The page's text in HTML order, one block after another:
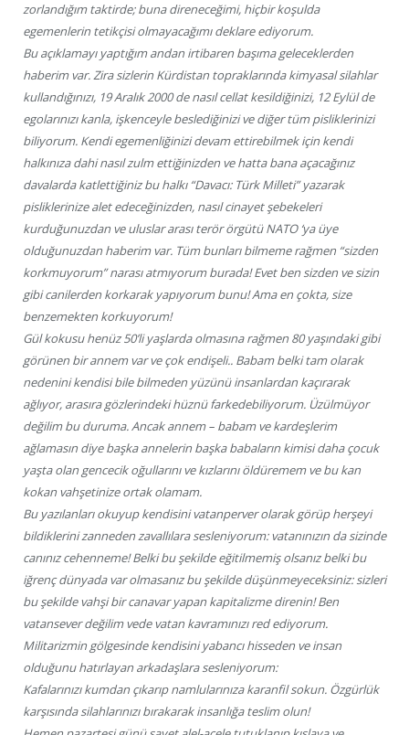
zorlandığım taktirde; buna direneceğimi, hiçbir koşulda
egemenlerin tetikçisi olmayacağımı deklare ediyorum.
Bu açıklamayı yaptığım andan irtibaren başıma geleceklerden
haberim var. Zira sizlerin Kürdistan topraklarında kimyasal silahlar
kullandığınızı, 19 Aralık 2000 de nasıl cellat kesildiğinizi, 12 Eylül de
egolarınızı kanla, işkenceyle beslediğinizi ve diğer tüm pisliklerinizi
biliyorum. Kendi egemenliğinizi devam ettirebilmek için kendi
halkınıza dahi nasıl zulm ettiğinizden ve hatta bana açacağınız
davalarda katlettiğiniz bu halkı “Davacı: Türk Milleti” yazarak
pisliklerinize alet edeceğinizden, nasıl cinayet şebekeleri
kurduğunuzdan ve uluslar arası terör örgütü NATO ‘ya üye
olduğunuzdan haberim var. Tüm bunları bilmeme rağmen “sizden
korkmuyorum” narası atmıyorum burada! Evet ben sizden ve sizin
gibi canilerden korkarak yapıyorum bunu! Ama en çokta, size
benzemekten korkuyorum!
Gül kokusu henüz 50’li yaşlarda olmasına rağmen 80 yaşındaki gibi
görünen bir annem var ve çok endişeli.. Babam belki tam olarak
nedenini kendisi bile bilmeden yüzünü insanlardan kaçırarak
ağlıyor, arasıra gözlerindeki hüznü farkedebiliyorum. Üzülmüyor
değilim bu duruma. Ancak annem – babam ve kardeşlerim
ağlamasın diye başka annelerin başka babaların kimisi daha çocuk
yaşta olan gencecik oğullarını ve kızlarını öldüremem ve bu kan
kokan vahşetinize ortak olamam.
Bu yazılanları okuyup kendisini vatanperver olarak görüp herşeyi
bildiklerini zanneden zavallılara sesleniyorum: vatanınızın da sizinde
canınız cehenneme! Belki bu şekilde eğitilmemiş olsanız belki bu
iğrenç dünyada var olmasanız bu şekilde düşünmeyeceksiniz: sizleri
bu şekilde vahşi bir canavar yapan kapitalizme direnin! Ben
vatansever değilim vede vatan kavramınızı red ediyorum.
Militarizmin gölgesinde kendisini yabancı hisseden ve insan
olduğunu hatırlayan arkadaşlara sesleniyorum:
Kafalarınızı kumdan çıkarıp namlularınıza karanfil sokun. Özgürlük
karşısında silahlarınızı bırakarak insanlığa teslim olun!